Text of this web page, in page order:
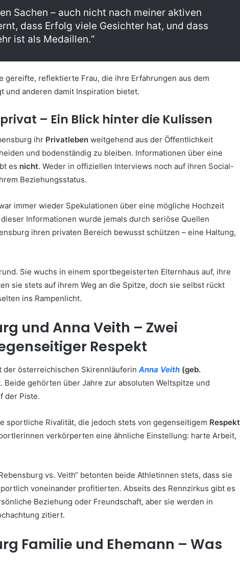
Sachen – auch nicht nach meiner aktiven
dass Erfolg viele Gesichter hat, und dass
ist als Medaillen.“
gereifte, reflektierte Frau, die ihre Erfahrungen aus dem
und anderen damit Inspiration bietet.
– Ein Blick hinter die Kulissen
ihr Privatleben weitgehend aus der Öffentlichkeit
und bodenständig zu bleiben. Informationen über eine
es nicht. Weder in offiziellen Interviews noch auf ihren Social-
Beziehungsstatus.
immer wieder Spekulationen über eine mögliche Hochzeit
Informationen wurde jemals durch seriöse Quellen
ihren privaten Bereich bewusst schützen – eine Haltung,
Sie wuchs in einem sportbegeisterten Elternhaus auf, ihre
sie stets auf ihrem Weg an die Spitze, doch sie selbst rückt
ins Rampenlicht.
und Anna Veith – Zwei
Respekt
österreichischen Skirennläuferin Anna Veith (geb.
Beide gehörten über Jahre zur absoluten Weltspitze und
der Piste.
sportliche Rivalität, die jedoch stets von gegenseitigem Respekt
verkörperten eine ähnliche Einstellung: harte Arbeit,
vs. Veith“ betonten beide Athletinnen stets, dass sie
voneinander profitierten. Abseits des Rennzirkus gibt es
Beziehung oder Freundschaft, aber sie werden in
zitiert.
Familie und Ehemann – Was